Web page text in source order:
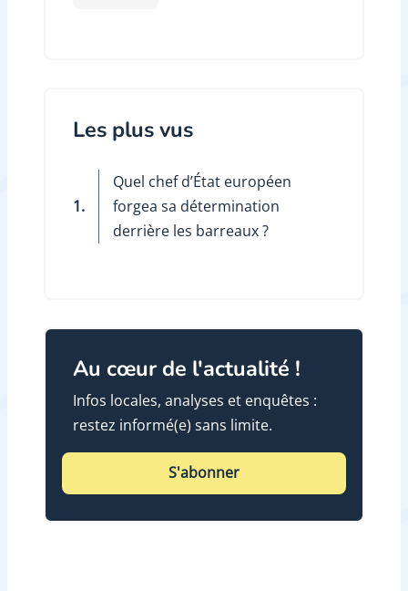
Les plus vus
1.
Quel chef d’État européen
forgea sa détermination
derrière les barreaux ?
Au cœur de l'actualité !
Infos locales, analyses et enquêtes :
restez informé(e) sans limite.
S'abonner